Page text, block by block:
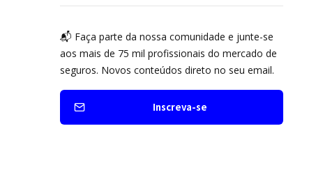
📬 Faça parte da nossa comunidade e junte-se
aos mais de 75 mil profissionais do mercado de
seguros. Novos conteúdos direto no seu email.
Inscreva-se